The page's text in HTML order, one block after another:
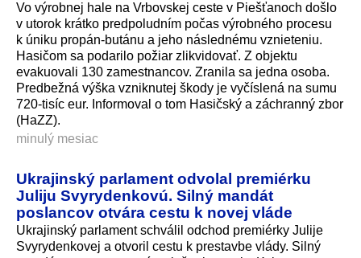
Vo výrobnej hale na Vrbovskej ceste v Piešťanoch došlo
v utorok krátko predpoludním počas výrobného procesu
k úniku propán-butánu a jeho následnému vznieteniu.
Hasičom sa podarilo požiar zlikvidovať. Z objektu
evakuovali 130 zamestnancov. Zranila sa jedna osoba.
Predbežná výška vzniknutej škody je vyčíslená na sumu
720-tisíc eur. Informoval o tom Hasičský a záchranný zbor
(HaZZ).
minulý mesiac
Ukrajinský parlament odvolal premiérku
Juliju Svyrydenkovú. Silný mandát
poslancov otvára cestu k novej vláde
Ukrajinský parlament schválil odchod premiérky Julije
Svyrydenkovej a otvoril cestu k prestavbe vlády. Silný